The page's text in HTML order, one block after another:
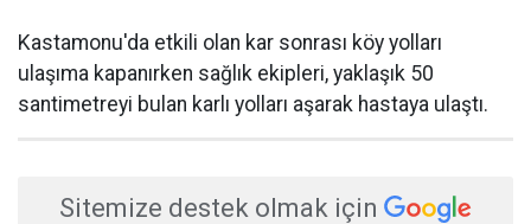
​Kastamonu'da etkili olan kar sonrası köy yolları
ulaşıma kapanırken sağlık ekipleri, yaklaşık 50
santimetreyi bulan karlı yolları aşarak hastaya ulaştı.
Sitemize destek olmak için